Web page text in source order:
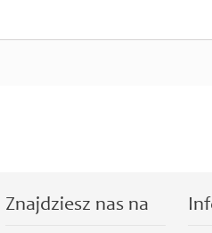
Znajdziesz nas na